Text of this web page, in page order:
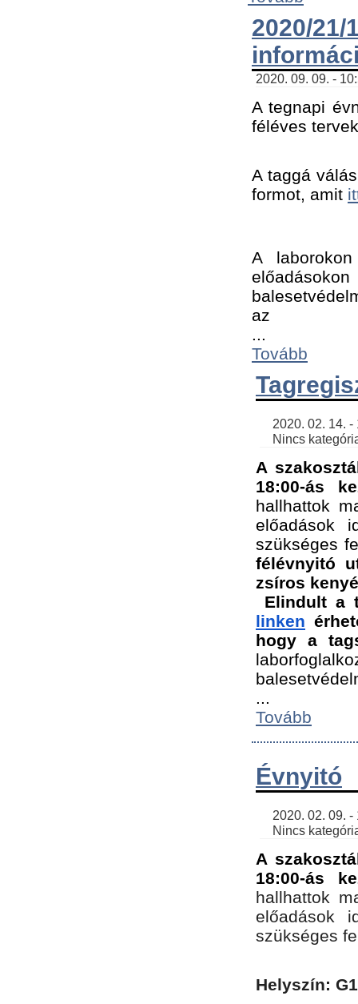
2020/
2020. 09. 09. -
A tegnapi
féléves
A taggá
formot, amit
A
az ﻿
Tovább
Nincs
A
18:00-ás
hallhattok
előadások
szükséges
félévnyitó
zsíros
Elindult a
linken
hogy a
Tovább
Évnyitó
Nincs
A
18:00-ás
hallhattok
előadások
szükséges
Helyszín: